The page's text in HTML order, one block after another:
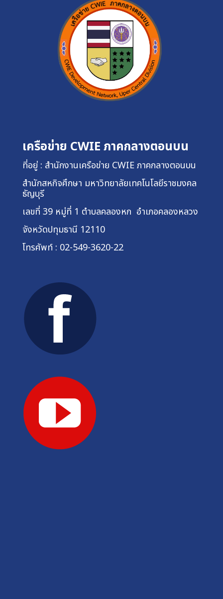
เครือข่าย CWIE ภาคกลางตอนบน
ที่อยู่ : สำนักงานเครือข่าย CWIE ภาคกลางตอนบน
สำนักสหกิจศึกษา มหาวิทยาลัยเทคโนโลยีราชมงคล
ธัญบุรี
เลขที่ 39 หมู่ที่ 1 ตำบลคลองหก อำเภอคลองหลวง
จังหวัดปทุมธานี 12110
โทรศัพท์ : 02-549-3620-22